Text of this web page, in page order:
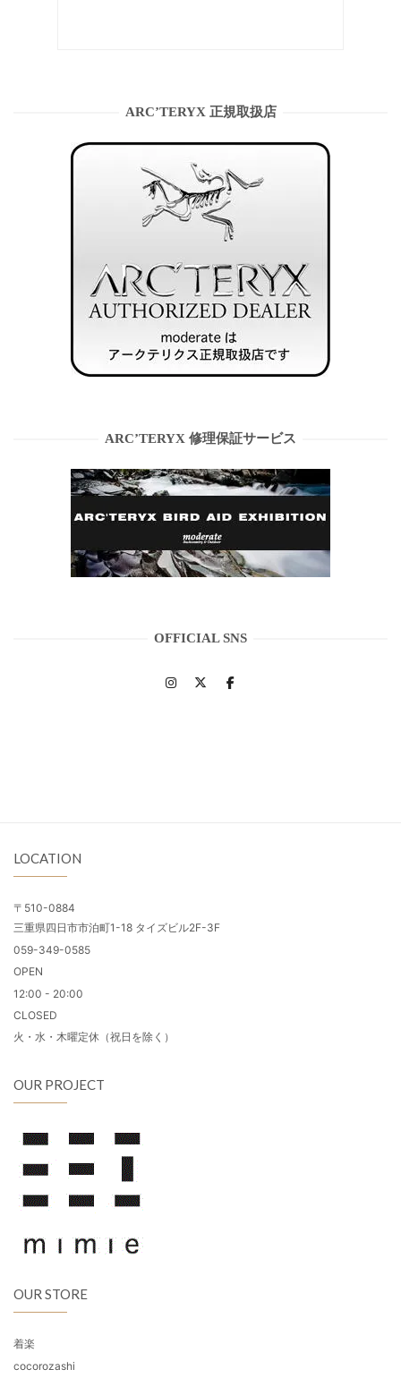
ARC’TERYX 正規取扱店
ARC’TERYX 修理保証サービス
OFFICIAL SNS
LOCATION
〒510-0884
三重県四日市市泊町1-18 タイズビル2F-3F
059-349-0585
OPEN
12:00 - 20:00
CLOSED
火・水・木曜定休（祝日を除く）
OUR PROJECT
OUR STORE
着楽
cocorozashi